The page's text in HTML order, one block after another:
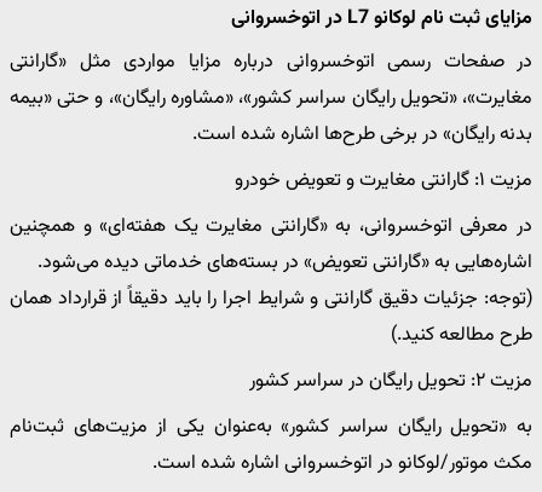
مزایای ثبت نام لوکانو L7 در اتوخسروانی
در صفحات رسمی اتوخسروانی درباره مزایا مواردی مثل «گارانتی
مغایرت»، «تحویل رایگان سراسر کشور»، «مشاوره رایگان»، و حتی «بیمه
بدنه رایگان» در برخی طرح‌ها اشاره شده است.
مزیت ۱: گارانتی مغایرت و تعویض خودرو
در معرفی اتوخسروانی، به «گارانتی مغایرت یک هفته‌ای» و همچنین
اشاره‌هایی به «گارانتی تعویض» در بسته‌های خدماتی دیده می‌شود.
(توجه: جزئیات دقیق گارانتی و شرایط اجرا را باید دقیقاً از قرارداد همان
طرح مطالعه کنید.)
مزیت ۲: تحویل رایگان در سراسر کشور
به «تحویل رایگان سراسر کشور» به‌عنوان یکی از مزیت‌های ثبت‌نام
مکث موتور/لوکانو در اتوخسروانی اشاره شده است.